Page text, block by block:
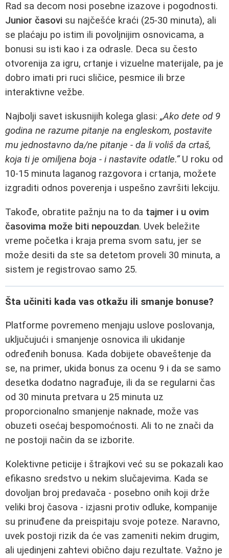
Rad sa decom nosi posebne izazove i pogodnosti.
Junior časovi su najčešće kraći (25-30 minuta), ali
se plaćaju po istim ili povoljnijim osnovicama, a
bonusi su isti kao i za odrasle. Deca su često
otvorenija za igru, crtanje i vizuelne materijale, pa je
dobro imati pri ruci sličice, pesmice ili brze
interaktivne vežbe.
Najbolji savet iskusnijih kolega glasi: „Ako dete od 9
godina ne razume pitanje na engleskom, postavite
mu jednostavno da/ne pitanje - da li voliš da crtaš,
koja ti je omiljena boja - i nastavite odatle.“U roku od
10-15 minuta laganog razgovora i crtanja, možete
izgraditi odnos poverenja i uspešno završiti lekciju.
Takođe, obratite pažnju na to da tajmer i u ovim
časovima može biti nepouzdan. Uvek beležite
vreme početka i kraja prema svom satu, jer se
može desiti da ste sa detetom proveli 30 minuta, a
sistem je registrovao samo 25.
Šta učiniti kada vas otkažu ili smanje bonuse?
Platforme povremeno menjaju uslove poslovanja,
uključujući i smanjenje osnovica ili ukidanje
određenih bonusa. Kada dobijete obaveštenje da
se, na primer, ukida bonus za ocenu 9 i da se samo
desetka dodatno nagrađuje, ili da se regularni čas
od 30 minuta pretvara u 25 minuta uz
proporcionalno smanjenje naknade, može vas
obuzeti osećaj bespomoćnosti. Ali to ne znači da
ne postoji način da se izborite.
Kolektivne peticije i štrajkovi već su se pokazali kao
efikasno sredstvo u nekim slučajevima. Kada se
dovoljan broj predavača - posebno onih koji drže
veliki broj časova - izjasni protiv odluke, kompanije
su prinuđene da preispitaju svoje poteze. Naravno,
uvek postoji rizik da će vas zameniti nekim drugim,
ali ujedinjeni zahtevi obično daju rezultate. Važno je